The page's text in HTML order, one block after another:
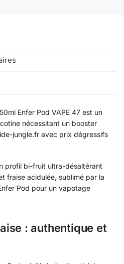
Enfer Pod VAPE 47 est un
nécessitant un booster
jungle.fr avec prix dégressifs
profil bi-fruit ultra-désaltérant
fraise acidulée, sublimé par la
Pod pour un vapotage
: authentique et